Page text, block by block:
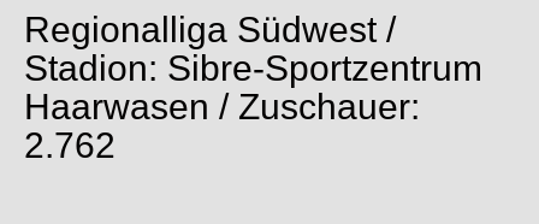
Regionalliga Südwest /
Stadion: Sibre-Sportzentrum
Haarwasen / Zuschauer:
2.762